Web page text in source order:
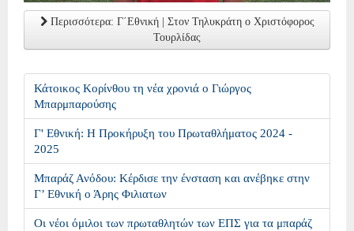
Περισσότερα: Γ΄Εθνική | Στον Τηλυκράτη ο Χριστόφορος
Τουρλίδας
Κάτοικος Κορίνθου τη νέα χρονιά ο Γιώργος
Μπαρμπαρούσης
Γ' Εθνική: Η Προκήρυξη του Πρωταθλήματος 2024 -
2025
Μπαράζ Ανόδου: Κέρδισε την ένσταση και ανέβηκε στην
Γ’ Εθνική ο Άρης Φιλιατων
Οι νέοι όμιλοι των πρωταθλητών των ΕΠΣ για τα μπαράζ